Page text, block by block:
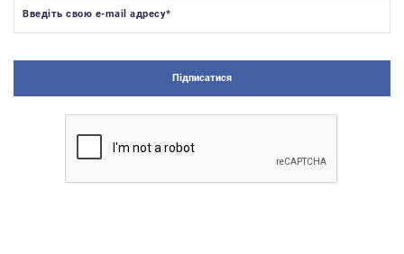
Введіть свою e-mail адресу*
Підписатися